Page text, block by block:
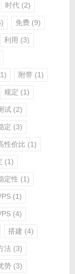
时代 (2)
免费 (9)
利用 (3)
附带 (1)
规定 (1)
试 (2)
定 (3)
性价比 (1)
(1)
定性 (1)
(1)
(4)
搭建 (4)
法 (3)
势 (3)